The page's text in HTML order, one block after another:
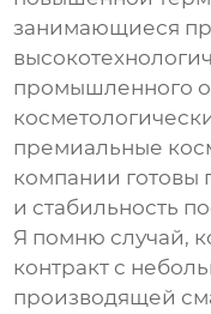
занимающиеся
промышленного
премиальные
компании готовы
и стабильность
Я помню случай,
контракт с
производящей